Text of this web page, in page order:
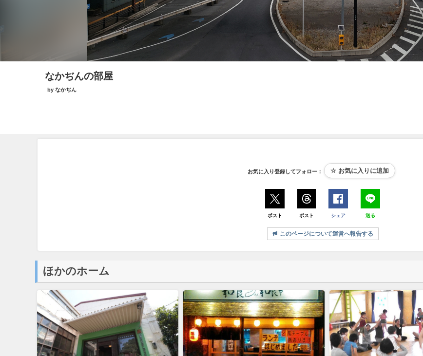
なかぢんの部屋
by なかぢん
お気に入り登録してフォロー：
ポスト ポスト シェア 送る
このページについて運営へ報告する
ほかのホーム